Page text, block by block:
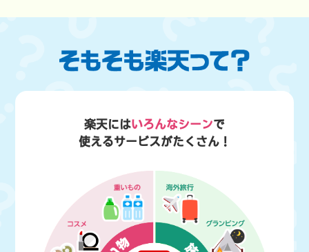
楽天にはいろんなシーンで
使えるサービスがたくさん！